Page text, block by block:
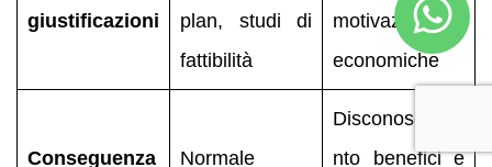
giustificazioni
plan, studi di
fattibilità
motivazioni
economiche
Conseguenza Normale
Disconoscime
nto benefici e